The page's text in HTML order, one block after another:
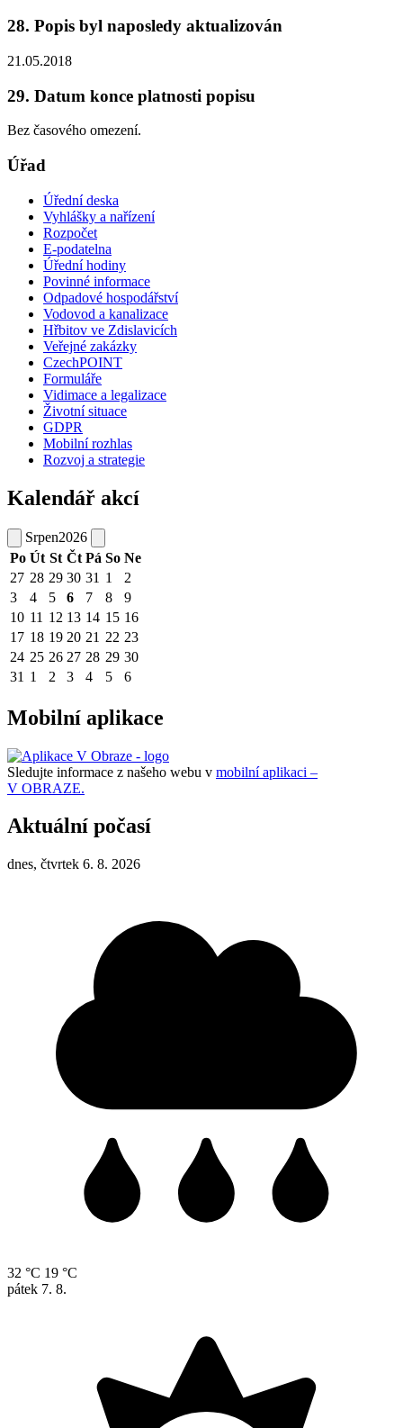
28. Popis byl naposledy aktualizován
21.05.2018
29. Datum konce platnosti popisu
Bez časového omezení.
Úřad
Úřední deska
Vyhlášky a nařízení
Rozpočet
E-podatelna
Úřední hodiny
Povinné informace
Odpadové hospodářství
Vodovod a kanalizace
Hřbitov ve Zdislavicích
Veřejné zakázky
CzechPOINT
Formuláře
Vidimace a legalizace
Životní situace
GDPR
Mobilní rozhlas
Rozvoj a strategie
Kalendář akcí
Srpen2026
Po Út St Čt Pá So Ne
27 28 29 30 31 1
2
3
4 5 6 7 8
9
10 11 12 13 14 15 16
17 18 19 20 21 22 23
24 25 26 27 28 29 30
31 1 2 3 4 5 6
Mobilní aplikace
Sledujte informace z našeho webu v mobilní aplikaci –
V OBRAZE.
Aktuální počasí
dnes, čtvrtek 6. 8. 2026
32 °C 19 °C
pátek 7. 8.